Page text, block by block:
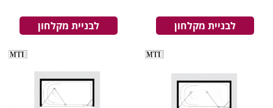
לבניית מקלחון לבניית מקלחון